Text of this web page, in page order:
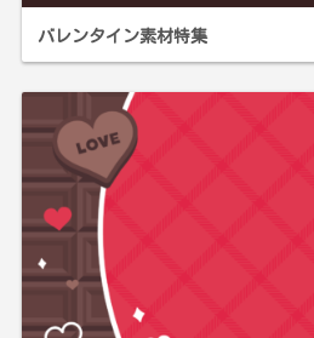
バレンタイン素材特集